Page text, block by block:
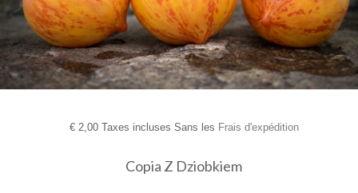
€2,00 Taxes incluses Sans les Frais d'expédition
Copia Z Dziobkiem